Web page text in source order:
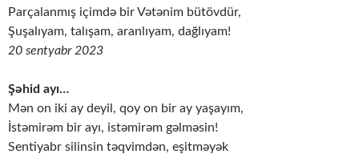
Parçalanmış içimdə bir Vətənim bütövdür,
Şuşalıyam, talışam, aranlıyam, dağlıyam!
20 sentyabr 2023
Şəhid ayı…
Mən on iki ay deyil, qoy on bir ay yaşayım,
İstəmirəm bir ayı, istəmirəm gəlməsin!
Sentiyabr silinsin təqvimdən, eşitməyək